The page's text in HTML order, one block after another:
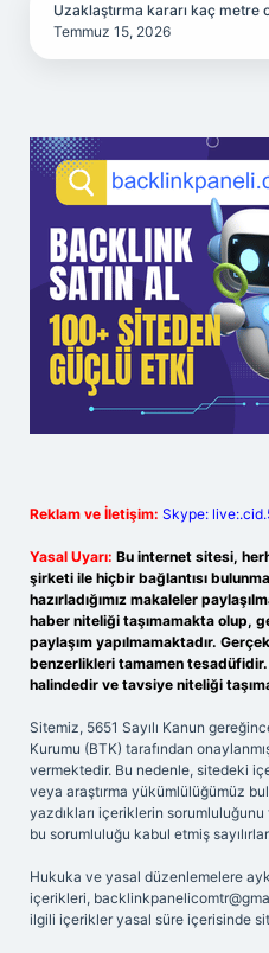
Uzaklaştırma kararı kaç metre
Temmuz 15, 2026
Reklam ve İletişim: Skype:
Yasal Uyarı: Bu internet sitesi,
şirketi ile hiçbir bağlantısı
hazırladığımız makaleler
haber niteliği taşımamakta olup,
paylaşım yapılmamaktadır.
benzerlikleri tamamen
halindedir ve tavsiye niteliği
Sitemiz, 5651 Sayılı Kanun
Kurumu (BTK) tarafından
vermektedir. Bu nedenle, sitedeki
veya araştırma yükümlülüğümüz
yazdıkları içeriklerin
bu sorumluluğu kabul etmiş
Hukuka ve yasal düzenlemelere
içerikleri,
ilgili içerikler yasal süre içerisinde